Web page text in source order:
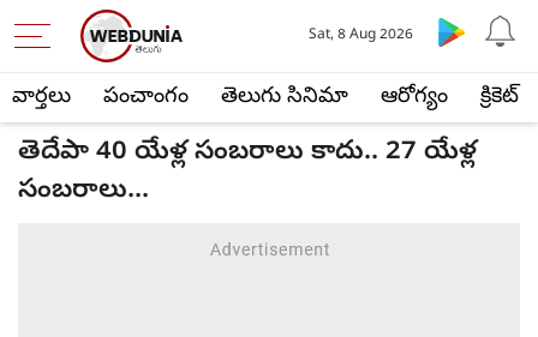
వార్తలు పంచాంగం తెలుగు సినిమా ఆరోగ్యం క్రికెట్
Sat, 8 Aug 2026
తెదేపా 40 యేళ్ల సంబరాలు కాదు.. 27 యేళ్ల
సంబరాలు...